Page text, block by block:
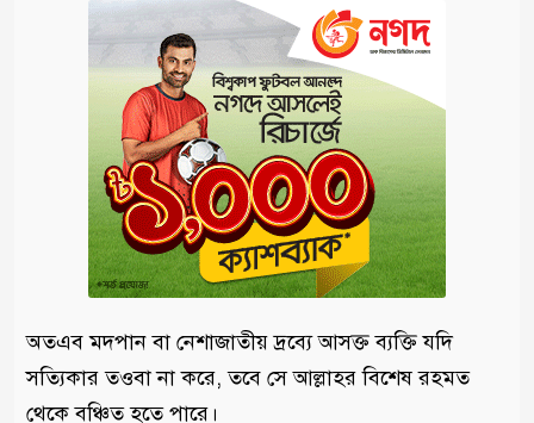
অতএব মদপান বা নেশাজাতীয় দ্রব্যে আসক্ত ব্যক্তি যদি
সত্যিকার তওবা না করে, তবে সে আল্লাহর বিশেষ রহমত
থেকে বঞ্চিত হতে পারে।